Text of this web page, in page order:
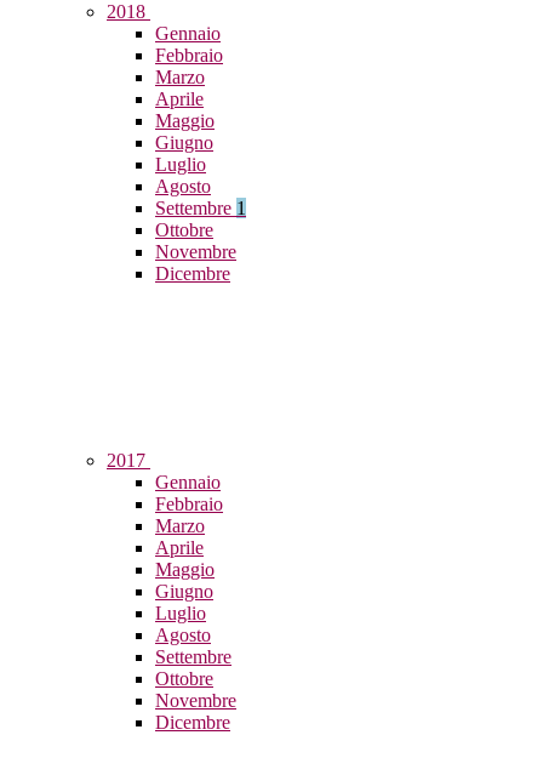
2018
Gennaio
Febbraio
Marzo
Aprile
Maggio
Giugno
Luglio
Agosto
Settembre 1
Ottobre
Novembre
Dicembre
2017
Gennaio
Febbraio
Marzo
Aprile
Maggio
Giugno
Luglio
Agosto
Settembre
Ottobre
Novembre
Dicembre